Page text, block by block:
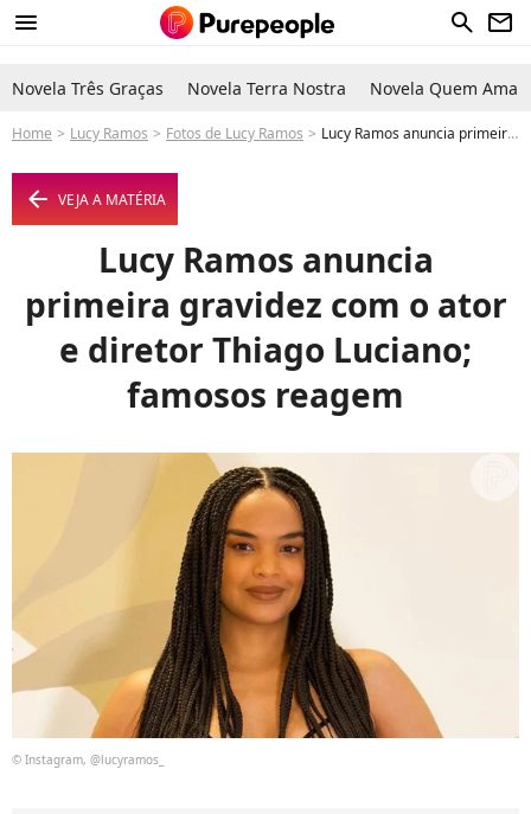
menu search newsletter
Novela Três Graças Novela Terra Nostra Novela Quem Ama
Home Lucy Ramos Fotos de Lucy Ramos Lucy Ramos anuncia primeira gravidez com o ator e diretor Thiago Luciano; famosos reagem - Foto
arrow_left VEJA A MATÉRIA
Lucy Ramos anuncia
primeira gravidez com o ator
e diretor Thiago Luciano;
famosos reagem
© Instagram, @lucyramos_